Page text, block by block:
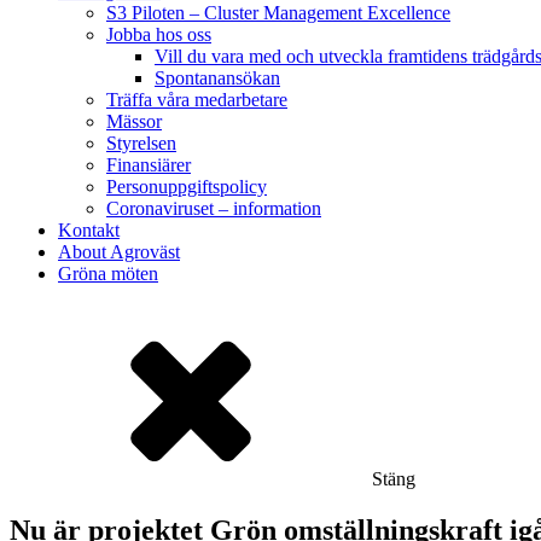
S3 Piloten – Cluster Management Excellence
Jobba hos oss
Vill du vara med och utveckla framtidens
Spontanansökan
Träffa våra medarbetare
Mässor
Styrelsen
Finansiärer
Personuppgiftspolicy
Coronaviruset – information
Kontakt
About Agroväst
Gröna möten
Stäng
Nu är projektet Grön omställningskraft